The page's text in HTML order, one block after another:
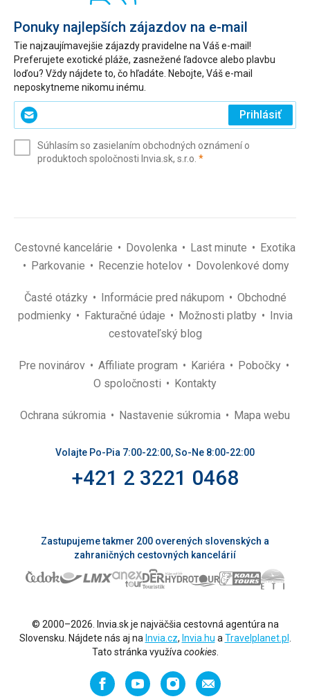
Ponuky najlepších zájazdov na e-mail
Tie najzaujímavejšie zájazdy pravidelne na Váš e-mail!
Preferujete exotické pláže, zasnežené ľadovce alebo plavbu
loďou? Vždy nájdete to, čo hľadáte. Nebojte, Váš e-mail
neposkytneme nikomu inému.
Zadajte
svoj
(povinné)
Prihlásiť
Súhlasím so zasielaním obchodných oznámení o
produktoch spoločnosti Invia.sk, s.r.o. *(povinné)
Cestovné kancelárie Dovolenka Last minute
Exotika
Parkovanie
Recenzie hotelov Dovolenkové domy
Časté otázky Informácie pred nákupom
Obchodné
podmienky
Fakturačné údaje Možnosti platby
Invia
cestovateľský blog
Pre novinárov Affiliate program Kariéra
Pobočky
O spoločnosti
Kontakty
Ochrana súkromia Nastavenie súkromia Mapa webu
Volajte Po-Pia 7:00-22:00, So-Ne 8:00-22:00
+421 2 3221 0468
Zastupujeme takmer 200 overených slovenských a
zahraničných cestovných kancelárií
© 2000–2026. Invia.sk je najväčšia cestovná agentúra na
Slovensku. Nájdete nás aj na Invia.cz, Invia.hu a Travelplanet.pl
Tato stránka využíva cookies.
FacebookYouTubeInstagramOdporučiť